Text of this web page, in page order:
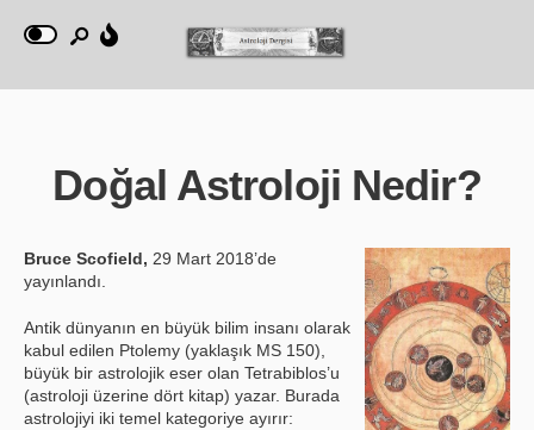
Doğal Astroloji Nedir?
Bruce Scofield, 29 Mart 2018’de
yayınlandı.
Antik dünyanın en büyük bilim insanı olarak
kabul edilen Ptolemy (yaklaşık MS 150),
büyük bir astrolojik eser olan Tetrabiblos’u
(astroloji üzerine dört kitap) yazar. Burada
astrolojiyi iki temel kategoriye ayırır: